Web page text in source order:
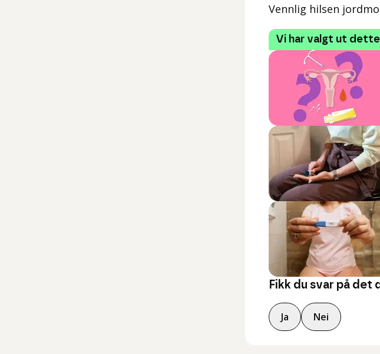
Vennlig hilsen
Vi har valgt ut
Fikk du svar på det
Ja Nei